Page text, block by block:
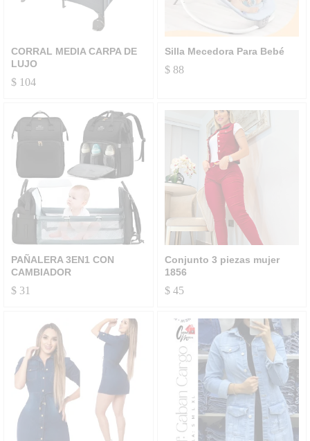
CORRAL MEDIA CARPA DE
LUJO
$ 104
Silla Mecedora Para Bebé
$88
PAÑALERA 3EN1 CON
CAMBIADOR
$ 31
Conjunto 3 piezas mujer
1856
$45